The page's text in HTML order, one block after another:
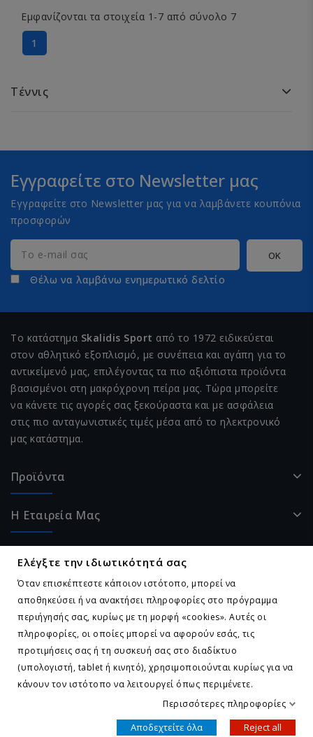
Εμφανίζονται τα στοιχεία 1-7 από σύνολο 7
1
Τέννις
Εγγραφείτε στο Newsletter μας
Εγγραφείτε στο Newsletter μας για να λαμβάνετε κουπόνια
προσφορών
Θέλω να λαμβάνω ενημερωτικό δελτίο
Το κατάστημα Skalidis Sport από το 1972 ειδικεύεται
στον αθλητικό εξοπλισμό, με συνέπεια και αγάπη για το
αντικείμενό μας, επιλέγοντας τα πιο αξιόπιστα προϊόντα
βασισμένοι στη μακρόχρονη πείρα μας. Τώρα μπορείτε
να κάνετε τις αγορές σας ξεκούραστα και με ασφάλεια
στις πιο ανταγωνιστικές τιμές μέσα από το ηλεκτρονικό
μας κατάστημα.
Προϊόντα
Η Εταιρεία Μας
Επικοινωνήστε Μαζί Μας
Ελέγξτε την ιδιωτικότητά σας
Κατασκευή Ιστοσελίδας tcp.gr Project. Χρησιμοποιείται το
Σύστημα Διαχείρισης Αποθεμάτων Outlook B.M.S.
Ελέγξτε την ιδιωτικότητά σας
Όταν επισκέπτεστε κάποιον ιστότοπο, μπορεί να
αποθηκεύσει ή να ανακτήσει πληροφορίες στο πρόγραμμα
περιήγησής σας, κυρίως με τη μορφή «cookies». Αυτές οι
πληροφορίες, οι οποίες μπορεί να αφορούν εσάς, τις
προτιμήσεις σας ή τη συσκευή σας στο διαδίκτυο
(υπολογιστή, tablet ή κινητό), χρησιμοποιούνται κυρίως για να
κάνουν τον ιστότοπο να λειτουργεί όπως περιμένετε.
Περισσότερες πληροφορίες
Αποδεχτείτε όλα Reject all